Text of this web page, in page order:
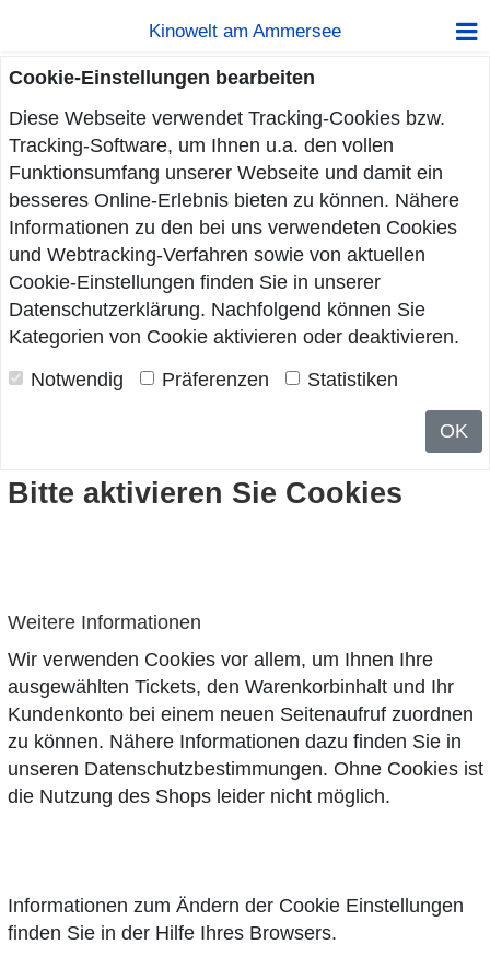
Kinowelt am Ammersee
Cookie-Einstellungen bearbeiten
Diese Webseite verwendet Tracking-Cookies bzw.
Tracking-Software, um Ihnen u.a. den vollen
Funktionsumfang unserer Webseite und damit ein
besseres Online-Erlebnis bieten zu können. Nähere
Informationen zu den bei uns verwendeten Cookies
und Webtracking-Verfahren sowie von aktuellen
Cookie-Einstellungen finden Sie in unserer
Datenschutzerklärung. Nachfolgend können Sie
Kategorien von Cookie aktivieren oder deaktivieren.
Notwendig
Präferenzen Statistiken
OK
Bitte aktivieren Sie Cookies
Weitere Informationen
Wir verwenden Cookies vor allem, um Ihnen Ihre
ausgewählten Tickets, den Warenkorbinhalt und Ihr
Kundenkonto bei einem neuen Seitenaufruf zuordnen
zu können. Nähere Informationen dazu finden Sie in
unseren Datenschutzbestimmungen. Ohne Cookies ist
die Nutzung des Shops leider nicht möglich.
Informationen zum Ändern der Cookie Einstellungen
finden Sie in der Hilfe Ihres Browsers.